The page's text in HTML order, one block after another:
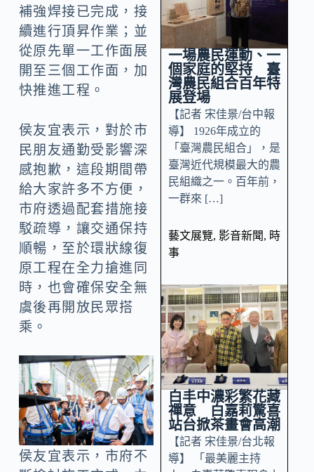
補強焊接已完成，接
續進行頂昇作業；並
從原先單一工作面展
開至三個工作面，加
快推進工程。
侯友宜表示，對於市
民朋友通勤受影響深
感抱歉，這段期間帶
給大家許多不方便，
市府透過配套措施接
駁疏導，讓交通保持
順暢，至於環狀線復
原工程在全力搶進同
時，也會確保安全無
虞後再開放民眾搭
乘。
侯友宜表示，市府不
一場農民運動、一
個家庭的堅持 臺
灣農民組合百年特
展登場
【記者 宋佳景/台中報
導】 1926年成立的
「臺灣農民組合」，是
臺灣近代規模最大的農
民組織之一。百年前，
一群來 […]
藝文展覽, 影音新聞, 時
事
白丰中濃彩繁花藏
禪意 白嘉莉驚喜
站台掀茶畫會高潮
【記者 宋佳景/台北報
導】 「最美麗主持